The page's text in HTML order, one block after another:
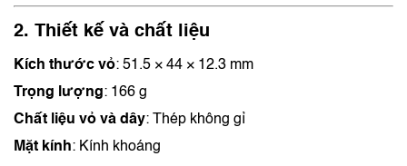
2. Thiết kế và chất liệu
Kích thước vỏ: 51.5 × 44 × 12.3 mm
Trọng lượng: 166 g
Chất liệu vỏ và dây:
Thép không gỉ
Mặt kính: Kính khoáng